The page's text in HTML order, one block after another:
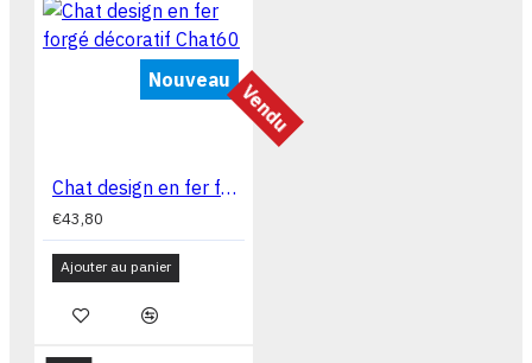
Nouveau
Vendu
Chat design en fer forgé décoratif Chat60
€43,80
Ajouter au panier